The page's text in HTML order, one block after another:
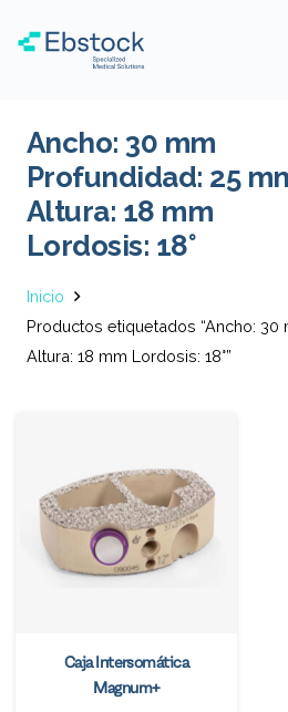
Ancho: 30 mm
Profundidad: 25
Altura: 18 mm
Lordosis: 18°
Inicio
Productos etiquetados “Ancho: 30
Altura: 18 mm Lordosis: 18°”
Caja Intersomática
Magnum+